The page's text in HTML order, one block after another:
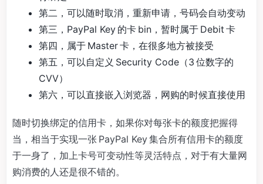
第二，可以随时取消，重新申请，号码会自动变动
第三，PayPal Key 的卡 bin，暂时属于 Debit 卡
第四，属于 Master 卡，在很多地方被接受
第五，可以自定义 Security Code（3 位数字的
CVV）
第六，可以直接嵌入浏览器，网购的时候直接使用
随时切换绑定的信用卡，如果你对每张卡的额度把握得
当，相当于实现一张 PayPal Key 集合所有信用卡的额度
于一身了，加上卡号可变动性等灵活特点，对于有大量网
购消费的人还是很不错的。